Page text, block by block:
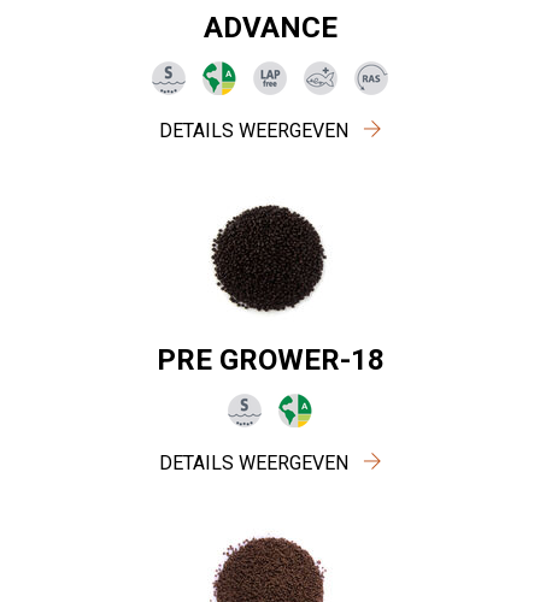
ADVANCE
DETAILS WEERGEVEN
PRE GROWER-18
DETAILS WEERGEVEN